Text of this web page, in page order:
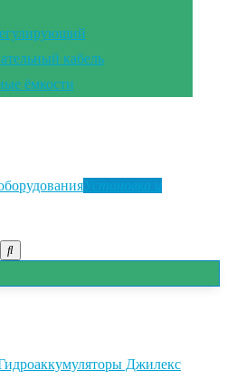
кабель
ёмкости
Джилекс